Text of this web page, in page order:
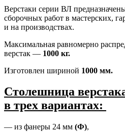
Верстаки серии ВЛ
сборочных работ в мастерских,
и на производствах.
Максимальная равномерно
верстак — 1000 кг.
Изготовлен шириной 1000 мм.
Столешница
в трех вариантах:
— из фанеры 24 мм (Ф),